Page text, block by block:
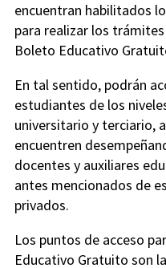
encuentran habilitados
para realizar los
Boleto Educativo
En tal sentido, podrán
estudiantes de los
universitario y terciario,
encuentren
docentes y auxiliares
antes mencionados de
privados.
Los puntos de acceso
Educativo Gratuito son